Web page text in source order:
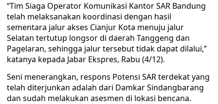
“Tim Siaga Operator Komunikasi Kantor SAR Bandung
telah melaksanakan koordinasi dengan hasil
sementara jalur akses Cianjur Kota menuju jalur
Selatan tertutup longsor di daerah Tanggeng dan
Pagelaran, sehingga jalur tersebut tidak dapat dilalui,”
katanya kepada Jabar Ekspres, Rabu (4/12).
Seni menerangkan, respons Potensi SAR terdekat yang
telah diterjunkan adalah dari Damkar Sindangbarang
dan sudah melakukan asesmen di lokasi bencana.